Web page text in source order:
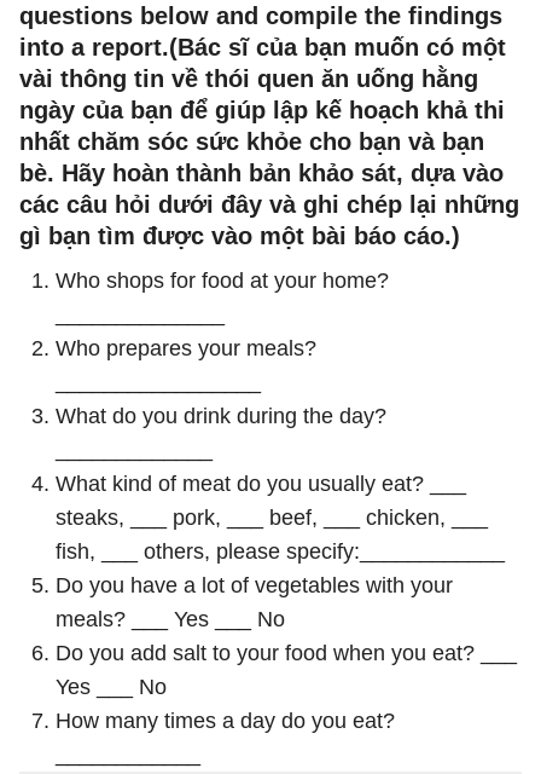
questions below and compile the findings
into a report.(Bác sĩ của bạn muốn có một
vài thông tin về thói quen ăn uống hằng
ngày của bạn để giúp lập kế hoạch khả thi
nhất chăm sóc sức khỏe cho bạn và bạn
bè. Hãy hoàn thành bản khảo sát, dựa vào
các câu hỏi dưới đây và ghi chép lại những
gì bạn tìm được vào một bài báo cáo.)
Who shops for food at your home?
Who prepares your meals?
What do you drink during the day?
What kind of meat do you usually eat? ___
steaks, ___ pork, ___ beef, ___ chicken, ___
fish, ___ others, please specify:____________
Do you have a lot of vegetables with your
meals? ___ Yes ___ No
Do you add salt to your food when you eat? ___
Yes ___ No
How many times a day do you eat?